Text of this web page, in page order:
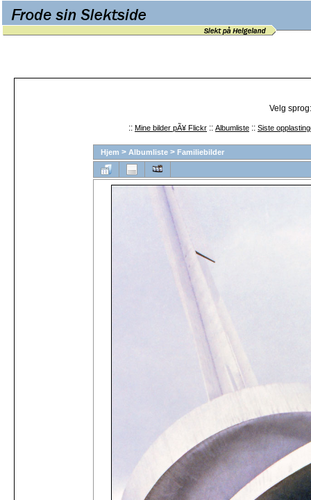
Velg
:: Mine bilder pÃ¥ Flickr :: Albumliste :: Siste
Hjem > Albumliste > Familiebilder